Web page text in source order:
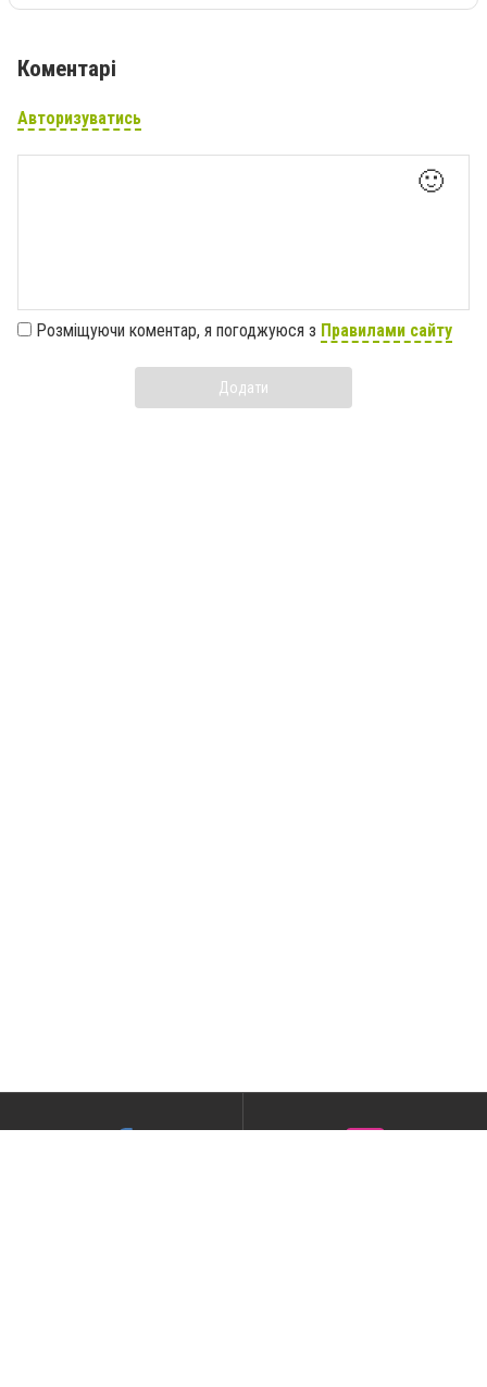
Коментарі
Авторизуватись
🙂
Розміщуючи коментар, я погоджуюся з Правилами сайту
Додати